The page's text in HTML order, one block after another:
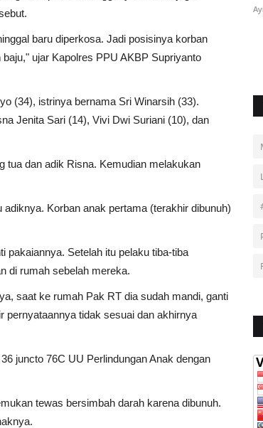
baru diperkosa. Jadi posisinya korban
ujar Kapolres PPU AKBP Supriyanto
(34), istrinya bernama Sri Winarsih (33).
Jenita Sari (14), Vivi Dwi Suriani (10), dan
tua dan adik Risna. Kemudian melakukan
Korban anak pertama (terakhir dibunuh)
pakaiannya. Setelah itu pelaku tiba-tiba
di rumah sebelah mereka.
saat ke rumah Pak RT dia sudah mandi, ganti
pernyataannya tidak sesuai dan akhirnya
juncto 76C UU Perlindungan Anak dengan
tewas bersimbah darah karena dibunuh.